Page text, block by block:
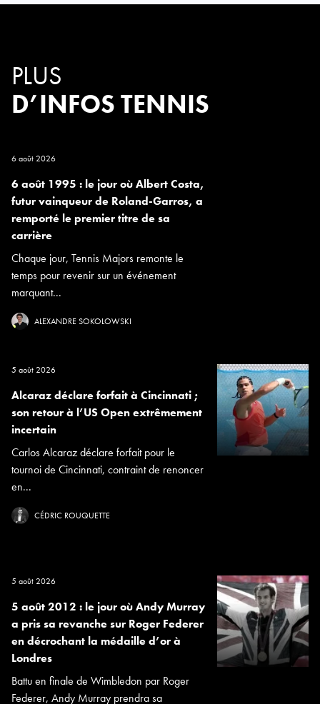
PLUS
D’INFOS TENNIS
6 août 2026
6 août 1995 : le jour où Albert Costa,
futur vainqueur de Roland-Garros, a
remporté le premier titre de sa
carrière
Chaque jour, Tennis Majors remonte le
temps pour revenir sur un événement
marquant...
ALEXANDRE SOKOLOWSKI
5 août 2026
Alcaraz déclare forfait à Cincinnati ;
son retour à l’US Open extrêmement
incertain
Carlos Alcaraz déclare forfait pour le
tournoi de Cincinnati, contraint de renoncer
en...
CÉDRIC ROUQUETTE
5 août 2026
5 août 2012 : le jour où Andy Murray
a pris sa revanche sur Roger Federer
en décrochant la médaille d’or à
Londres
Battu en finale de Wimbledon par Roger
Federer, Andy Murray prendra sa